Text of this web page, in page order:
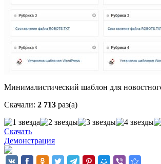
Минималистический шаблон для
Скачали: 2 713 раз(а)
Скачать
Демонстрация